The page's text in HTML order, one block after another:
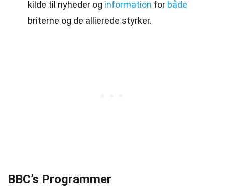
kilde til nyheder og information for både
briterne og de allierede styrker.
BBC’s Programmer